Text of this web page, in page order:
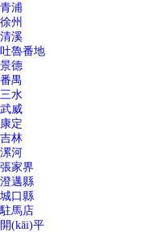
青浦
徐州
清溪
吐魯番地
景德
番禺
三水
武威
康定
吉林
漯河
張家界
澄邁縣
城口縣
駐馬店
開(kāi)平